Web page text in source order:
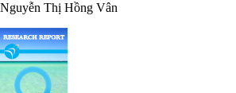
Nguyễn Thị Hồng Vân